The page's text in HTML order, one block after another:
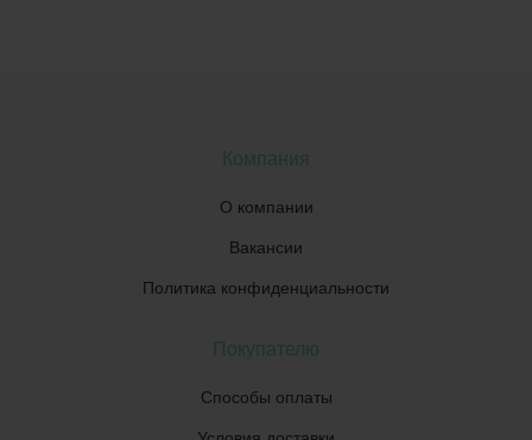
Компания
О компании
Вакансии
Политика конфиденциальности
Покупателю
Способы оплаты